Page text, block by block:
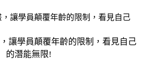
讓學員顛覆年齡的限制，看見自己
的潛能無限!